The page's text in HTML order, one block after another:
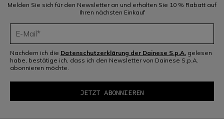
Melden Sie sich für den Newsletter an und erhalten Sie 10 % Rabatt auf
Ihren nächsten Einkauf
Nachdem ich die Datenschutzerklärung der Dainese S.p.A. gelesen
habe, bestätige ich, dass ich den Newsletter von Dainese S.p.A.
abonnieren möchte.